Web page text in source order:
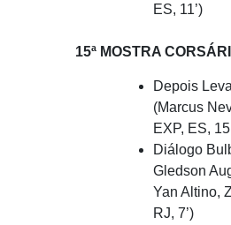
ES, 11’)
15ª MOSTRA
Depois
(Marcus
EXP, ES,
Diálogo
Gledson
Yan Altino,
RJ, 7’)